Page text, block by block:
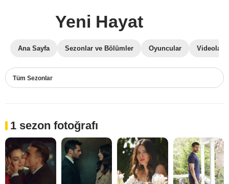
Yeni Hayat
Ana Sayfa Sezonlar ve Bölümler Oyuncular Videolar
Tüm Sezonlar
1 sezon fotoğrafı